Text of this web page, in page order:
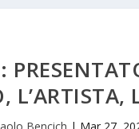
L’ARTISTA,